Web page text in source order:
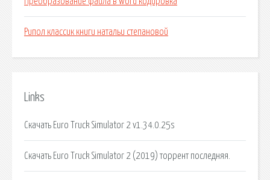
Рипол классик книги натальи степановой
Links
Скачать Euro Truck Simulator 2 v1.34.0.25s
Скачать Euro Truck Simulator 2 (2019) торрент последняя.